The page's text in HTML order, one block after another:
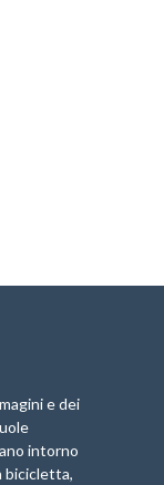
e dei
intorno
bicicletta,